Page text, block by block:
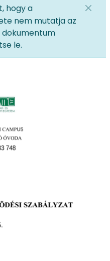
hogy a
nem mutatja az
dokumentum
le.